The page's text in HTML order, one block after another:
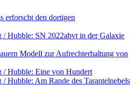
erforscht den dortigen
Hubble: SN 2022abvt in der Galaxie
Modell zur Aufrechterhaltung von
Hubble: Eine von Hundert
Hubble: Am Rande des Tarantelnebels